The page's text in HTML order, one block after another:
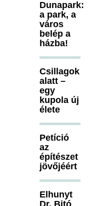
Dunapark:
a park, a
város
belép a
házba!
Csillagok
alatt –
egy
kupola új
élete
Petíció
az
építészet
jövőjéért
Elhunyt
Dr. Bitó